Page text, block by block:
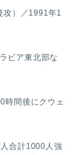
攻）／1991年1
ビア東北部な
時間後にクウェ
合計1000人強